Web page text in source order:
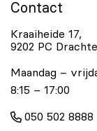
Contact
Kraaiheide 17,
9202 PC
Maandag –
8:15 – 17:00
050 502 8888